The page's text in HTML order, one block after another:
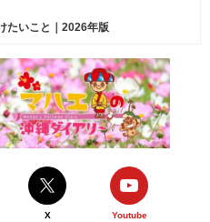
たいこと｜2026年版
X Youtube